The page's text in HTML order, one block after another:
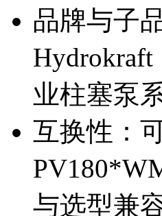
品牌与子
业柱塞泵
互换性：
与选型兼